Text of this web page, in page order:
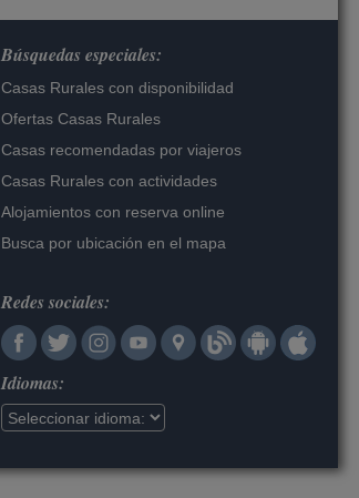
Búsquedas especiales:
Casas Rurales con disponibilidad
Ofertas Casas Rurales
Casas recomendadas por viajeros
Casas Rurales con actividades
Alojamientos con reserva online
Busca por ubicación en el mapa
Redes sociales:
Idiomas: